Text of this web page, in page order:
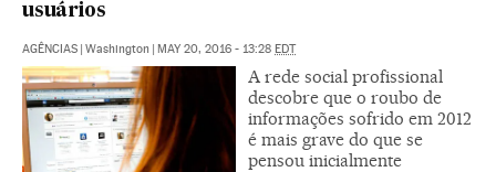
usuários
AGÊNCIAS | Washington | MAY 20, 2016 - 13:28 EDT
A rede social profissional
descobre que o roubo de
informações sofrido em 2012
é mais grave do que se
pensou inicialmente